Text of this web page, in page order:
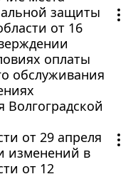
защиты
от 16
оплаты
обслуживания
Волгоградской
от 29 апреля
изменений в
от 12